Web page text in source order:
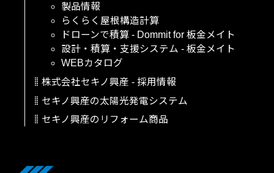
製品情報
らくらく屋根構造計算
ドローンで積算 - Dommit for 板金メイト
設計・積算・支援システム - 板金メイト
WEBカタログ
株式会社セキノ興産 - 採用情報
セキノ興産の太陽光発電システム
セキノ興産のリフォーム商品